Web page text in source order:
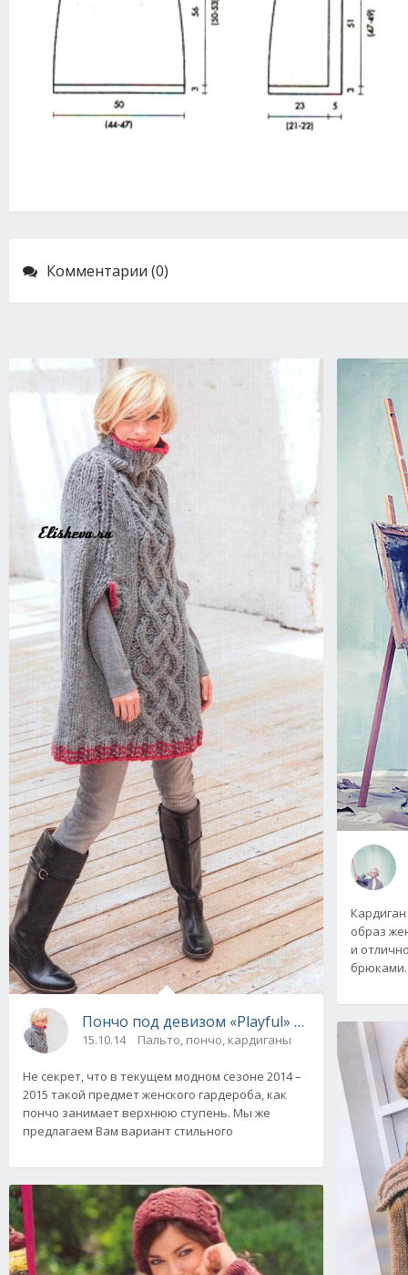
Комментарии (0)
Пончо под девизом «Playful» с аранами,
15.10.14 Пальто, пончо, кардиганы
Не секрет, что в текущем модном сезоне 2014 –
2015 такой предмет женского гардероба, как
пончо занимает верхнюю ступень. Мы же
предлагаем Вам вариант стильного
образ
и
брюками.